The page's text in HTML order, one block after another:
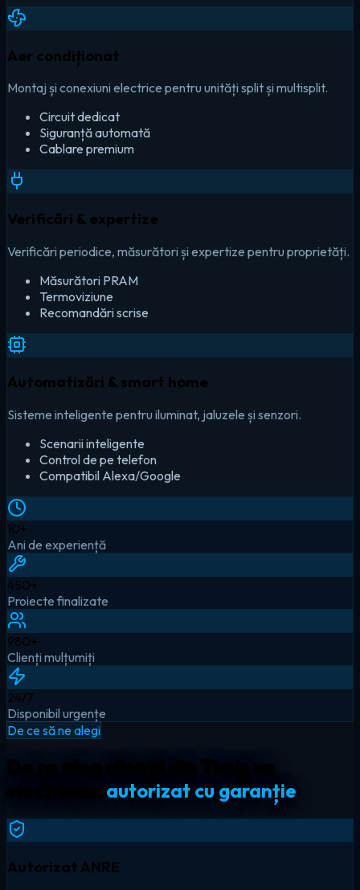
Aer condiționat
Montaj și conexiuni electrice pentru unități split și multisplit.
Circuit dedicat
Siguranță automată
Cablare premium
Verificări & expertize
Verificări periodice, măsurători și expertize pentru proprietăți.
Măsurători PRAM
Termoviziune
Recomandări scrise
Automatizări & smart home
Sisteme inteligente pentru iluminat, jaluzele și senzori.
Scenarii inteligente
Control de pe telefon
Compatibil Alexa/Google
10+
Ani de experiență
450+
Proiecte finalizate
980+
Clienți mulțumiți
24/7
Disponibil urgențe
De ce să ne alegi
autorizat cu garanție
Autorizat ANRE